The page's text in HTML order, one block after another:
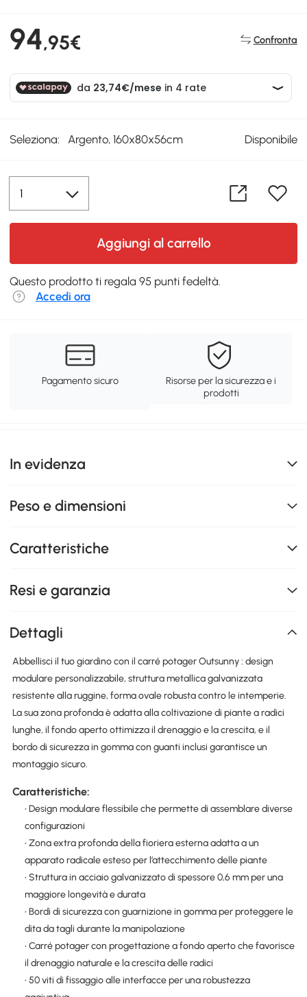
94,95€ Confronta
Seleziona: Argento, 160x80x56cm Disponibile
Aggiungi al carrello
Questo prodotto ti regala 95 punti fedeltà.
Accedi ora
Pagamento sicuro
Risorse per la sicurezza e i
prodotti
In evidenza
Peso e dimensioni
Caratteristiche
Resi e garanzia
Dettagli
Abbellisci il tuo giardino con il carré potager Outsunny : design
modulare personalizzabile, struttura metallica galvanizzata
resistente alla ruggine, forma ovale robusta contro le intemperie.
La sua zona profonda è adatta alla coltivazione di piante a radici
lunghe, il fondo aperto ottimizza il drenaggio e la crescita, e il
bordo di sicurezza in gomma con guanti inclusi garantisce un
montaggio sicuro.
Caratteristiche:
• Design modulare flessibile che permette di assemblare diverse
configurazioni
• Zona extra profonda della fioriera esterna adatta a un
apparato radicale esteso per l’attecchimento delle piante
• Struttura in acciaio galvanizzato di spessore 0,6 mm per una
maggiore longevità e durata
• Bordi di sicurezza con guarnizione in gomma per proteggere le
dita da tagli durante la manipolazione
• Carré potager con progettazione a fondo aperto che favorisce
il drenaggio naturale e la crescita delle radici
• 50 viti di fissaggio alle interfacce per una robustezza